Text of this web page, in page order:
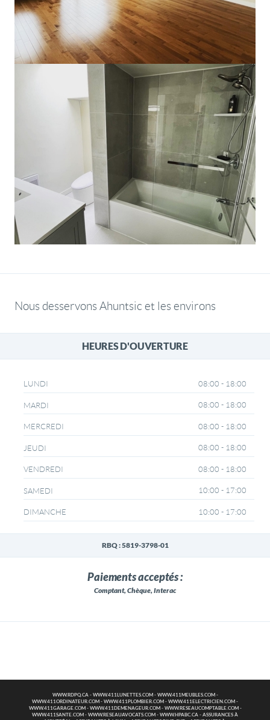
Nous desservons Ahuntsic et les environs
HEURES D'OUVERTURE
LUNDI 08:00 - 18:00
MARDI 08:00 - 18:00
MERCREDI 08:00 - 18:00
JEUDI 08:00 - 18:00
VENDREDI 08:00 - 18:00
SAMEDI 10:00 - 17:00
DIMANCHE 10:00 - 17:00
RBQ : 5819-3798-01
Paiements acceptés :
Comptant, Chèque, Interac
WWW.RDPQ.CA - WWW.411LUNETTES.COM- WWW.411MEUBLES.COM-
WWW.411ORDINATEUR.COM - WWW.411PLOMBIER.COM - WWW.411ELECTRICIEN.COM -
WWW.411GARAGE.COM- WWW.411DEMENAGEUR.COM- WWW.RESEAUCOMPTABLE.COM-
WWW.411SANTE.COM - WWW.RESEAUAVOCATS.COM - WWW.HPABC.CA - ASSURANCES À